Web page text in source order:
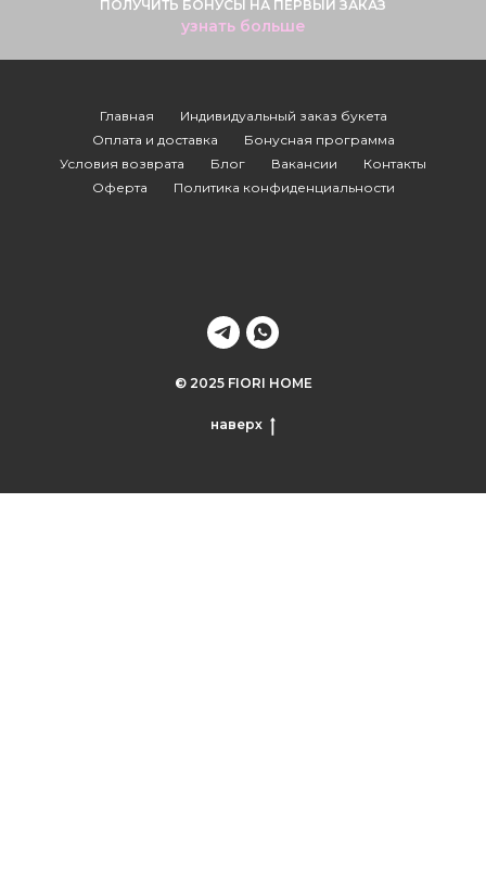
ПОЛУЧИТЬ БОНУСЫ НА ПЕРВЫЙ ЗАКАЗ
узнать больше
Главная
Индивидуальный заказ букета
Оплата и доставка
Бонусная программа
Условия возврата
Блог Вакансии
Контакты
Оферта
Политика конфиденциальности
© 2025 FIORI HOME
наверх